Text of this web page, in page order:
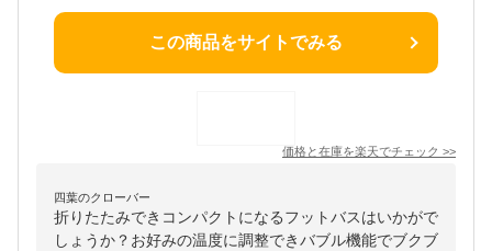
この商品をサイトでみる
価格と在庫を楽天でチェック >>
四葉のクローバー
折りたたみできコンパクトになるフットバスはいかがで
しょうか？お好みの温度に調整できバブル機能でブクブ